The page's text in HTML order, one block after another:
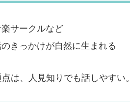
サークルなど
きっかけが自然に生まれる
は、人見知りでも話しやすい。